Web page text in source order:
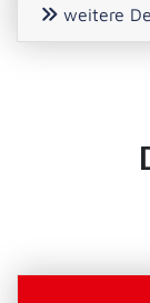
weitere